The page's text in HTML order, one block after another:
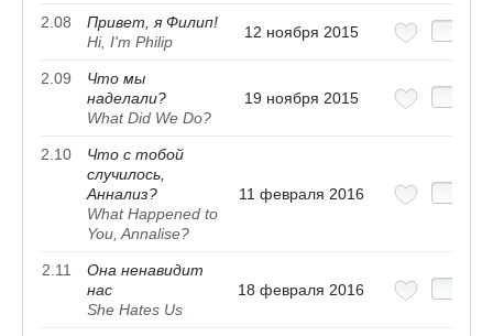
2.08
Привет, я Филип!
Hi, I'm Philip
12 ноября 2015
2.09
Что мы
наделали?
What Did We Do?
19 ноября 2015
2.10
Что с тобой
случилось,
Аннализ?
What Happened to
You, Annalise?
11 февраля 2016
2.11
Она ненавидит
нас
She Hates Us
18 февраля 2016